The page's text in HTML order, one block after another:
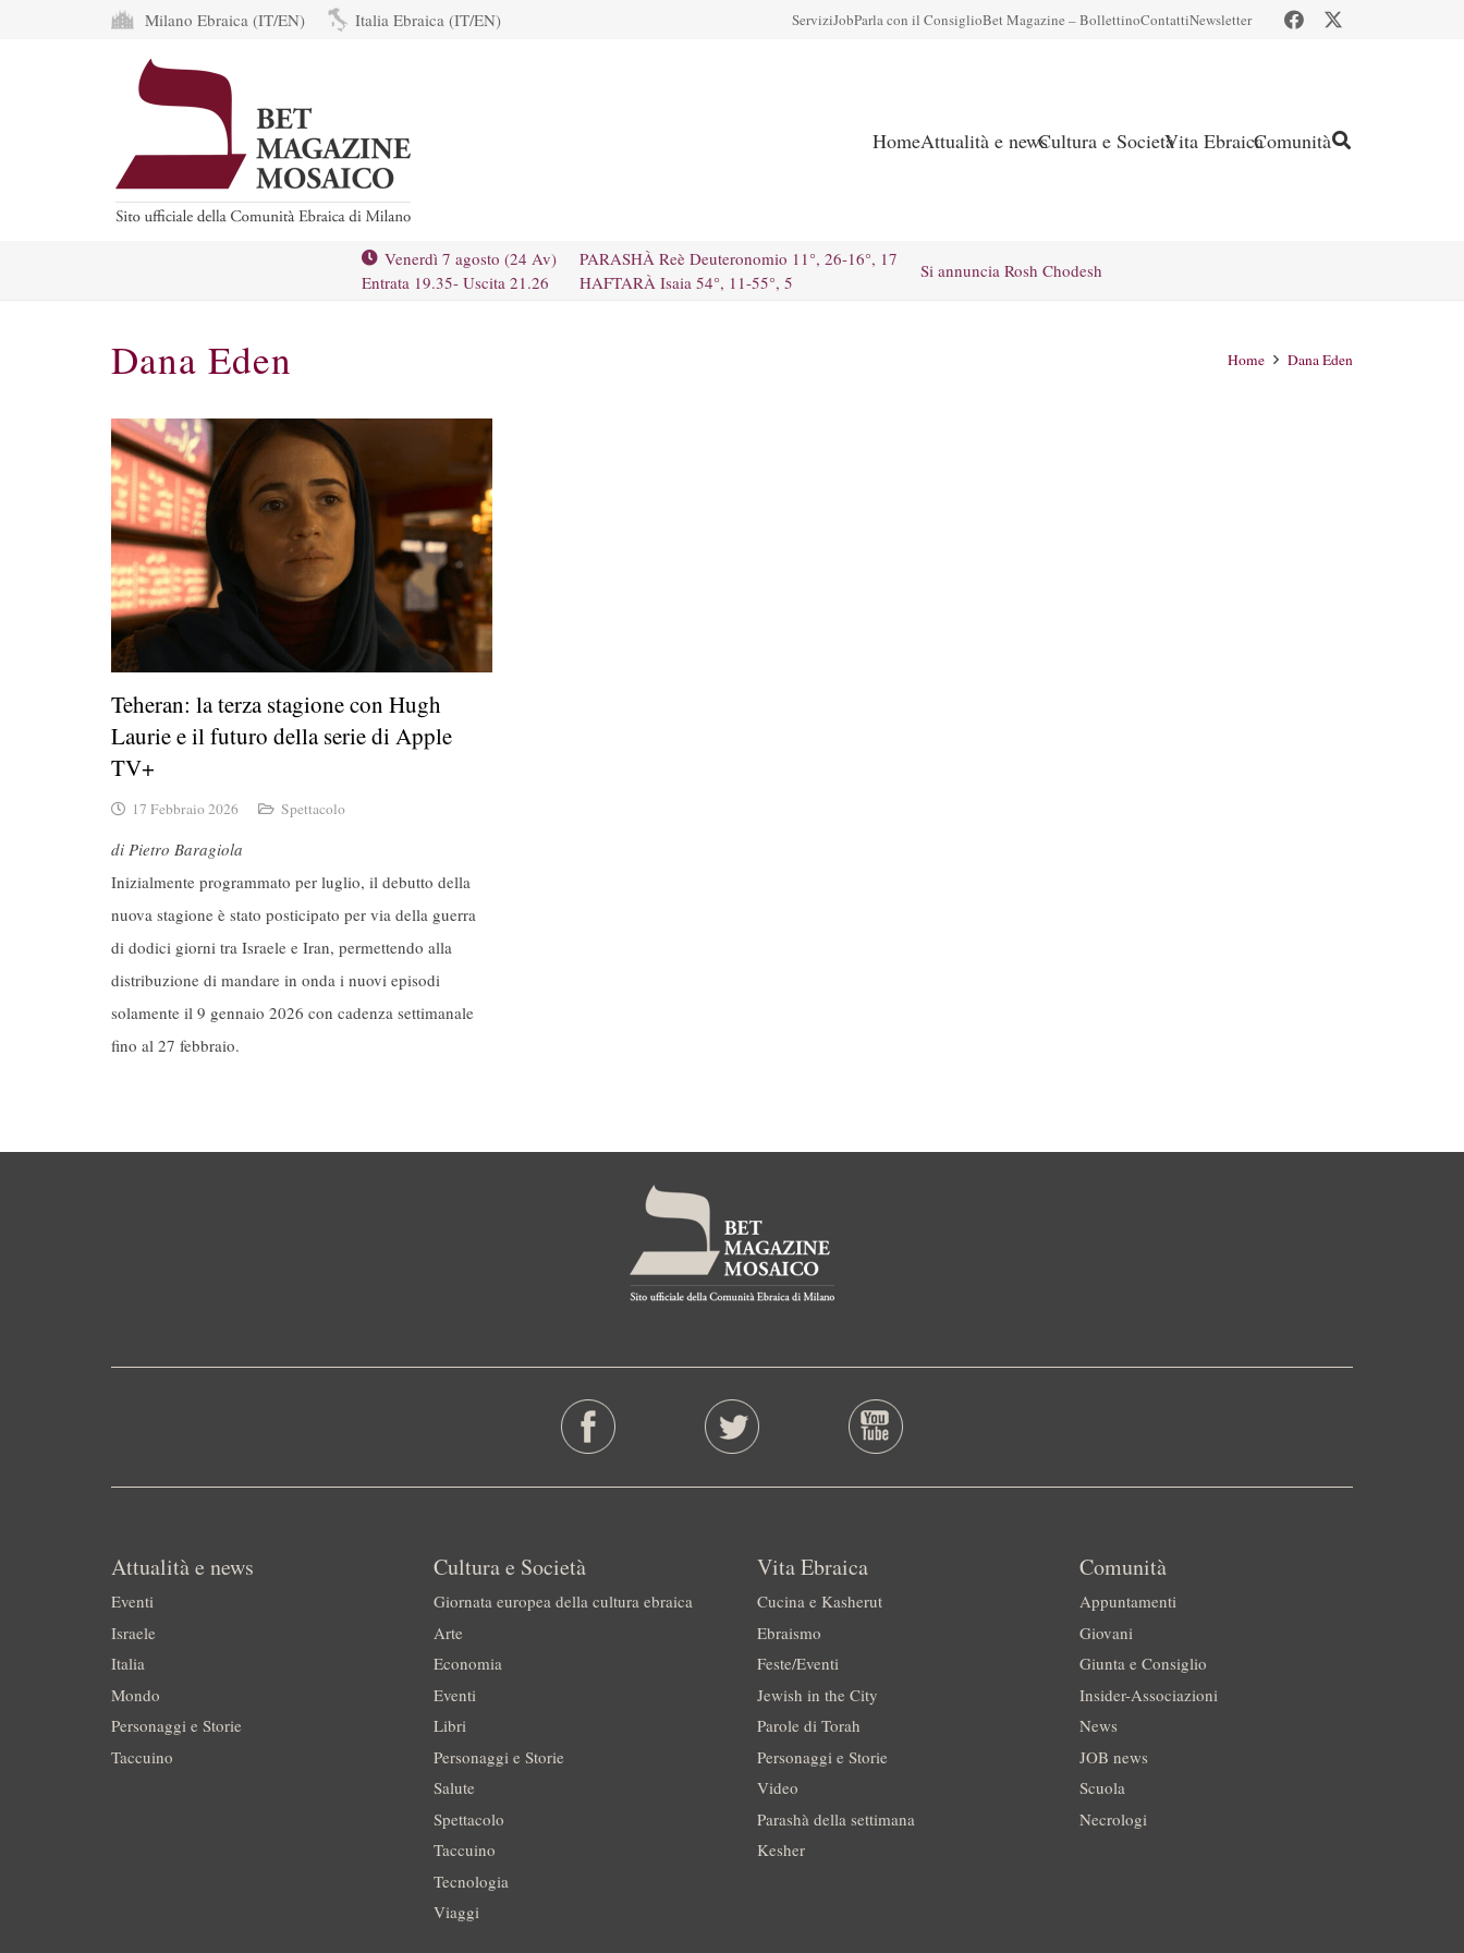
Milano Ebraica (IT/EN) Italia Ebraica (IT/EN) ServiziJobParla con il ConsiglioBet Magazine – BollettinoContattiNewsletter
HomeAttualità e newsCultura e SocietàVita EbraicaComunità
Venerdì 7 agosto (24 Av)
Entrata 19.35- Uscita 21.26
PARASHÀ Reè Deuteronomio 11°, 26-16°, 17
HAFTARÀ Isaia 54°, 11-55°, 5
Si annuncia Rosh Chodesh
Dana Eden Home Dana Eden
Teheran: la terza stagione con Hugh
Laurie e il futuro della serie di Apple
TV+
17 Febbraio 2026 Spettacolo
di Pietro Baragiola
Inizialmente programmato per luglio, il debutto della
nuova stagione è stato posticipato per via della guerra
di dodici giorni tra Israele e Iran, permettendo alla
distribuzione di mandare in onda i nuovi episodi
solamente il 9 gennaio 2026 con cadenza settimanale
fino al 27 febbraio.
Attualità e news
Eventi
Israele
Italia
Mondo
Personaggi e Storie
Taccuino
Cultura e Società
Giornata europea della cultura ebraica
Arte
Economia
Eventi
Libri
Personaggi e Storie
Salute
Spettacolo
Taccuino
Tecnologia
Viaggi
Vita Ebraica
Cucina e Kasherut
Ebraismo
Feste/Eventi
Jewish in the City
Parole di Torah
Personaggi e Storie
Video
Parashà della settimana
Kesher
Comunità
Appuntamenti
Giovani
Giunta e Consiglio
Insider-Associazioni
News
JOB news
Scuola
Necrologi